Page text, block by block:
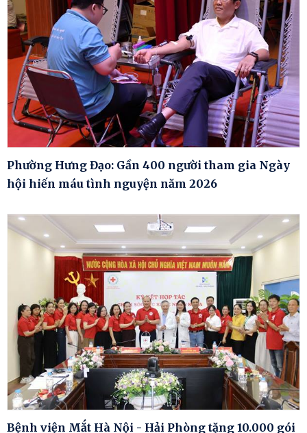
Phường Hưng Đạo: Gần 400 người tham gia Ngày
hội hiến máu tình nguyện năm 2026
Bệnh viện Mắt Hà Nội - Hải Phòng tặng 10.000 gói